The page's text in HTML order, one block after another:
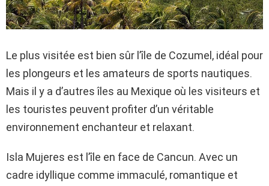
Le plus visitée est bien sûr l’île de Cozumel, idéal pour
les plongeurs et les amateurs de sports nautiques.
Mais il y a d’autres îles au Mexique où les visiteurs et
les touristes peuvent profiter d’un véritable
environnement enchanteur et relaxant.
Isla Mujeres est l’île en face de Cancun. Avec un
cadre idyllique comme immaculé, romantique et